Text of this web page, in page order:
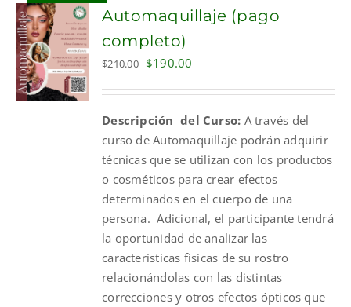
CART
Automaquillaje (pago
completo)
$210.00 Original
$210.00.
$190.00
$190.00.
Descripción del Curso: A través del
curso de Automaquillaje podrán adquirir
técnicas que se utilizan con los productos
o cosméticos para crear efectos
determinados en el cuerpo de una
persona. Adicional, el participante tendrá
la oportunidad de analizar las
características físicas de su rostro
relacionándolas con las distintas
correcciones y otros efectos ópticos que